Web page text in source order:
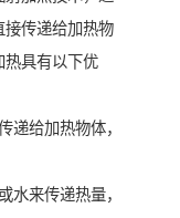
接传递给加热物
热具有以下优
递给加热物体，
水来传递热量，